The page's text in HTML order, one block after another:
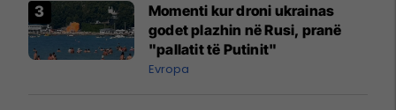
Momenti kur droni ukrainas
godet plazhin në Rusi, pranë
"pallatit të Putinit"
Evropa